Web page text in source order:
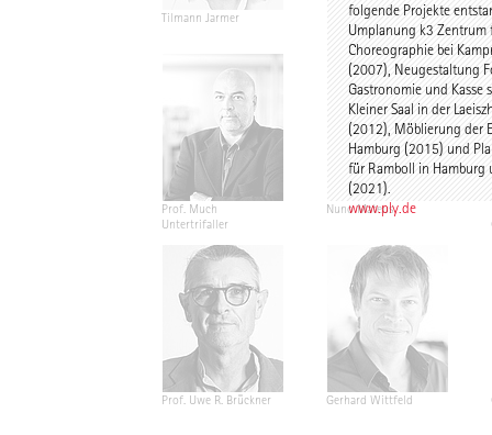
Tilmann Jarmer Daniel Schöning
folgende Projekte
Umplanung k3 Zentrum
Choreographie bei
(2007), Neugestaltung
Gastronomie und Kasse
Kleiner Saal in der
(2012), Möblierung der
Hamburg (2015) und
für Ramboll in Hamburg
(2021).
www.ply.de
Prof. Much
Untertrifaller
Nuno Mateus
Prof. Uwe R. Brückner Gerhard Wittfeld